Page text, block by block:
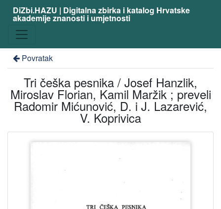
DiZbi.HAZU | Digitalna zbirka i katalog Hrvatske
akademije znanosti i umjetnosti
Povratak
Tri češka pesnika / Josef Hanzlik,
Miroslav Florian, Kamil Maržik ; preveli
Radomir Mićunović, D. i J. Lazarević,
V. Koprivica